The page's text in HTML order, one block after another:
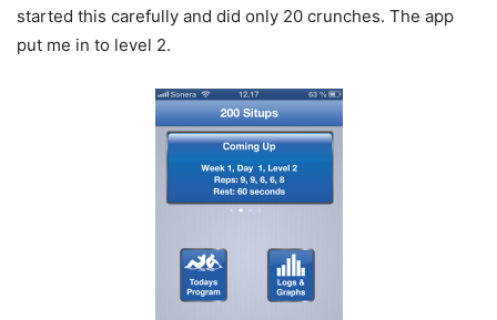
started this carefully and did only 20 crunches. The app
put me in to level 2.